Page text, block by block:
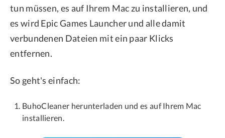
tun müssen, es auf Ihrem Mac zu installieren, und
es wird Epic Games Launcher und alle damit
verbundenen Dateien mit ein paar Klicks
entfernen.
So geht's einfach:
BuhoCleaner herunterladen und es auf Ihrem Mac
installieren.